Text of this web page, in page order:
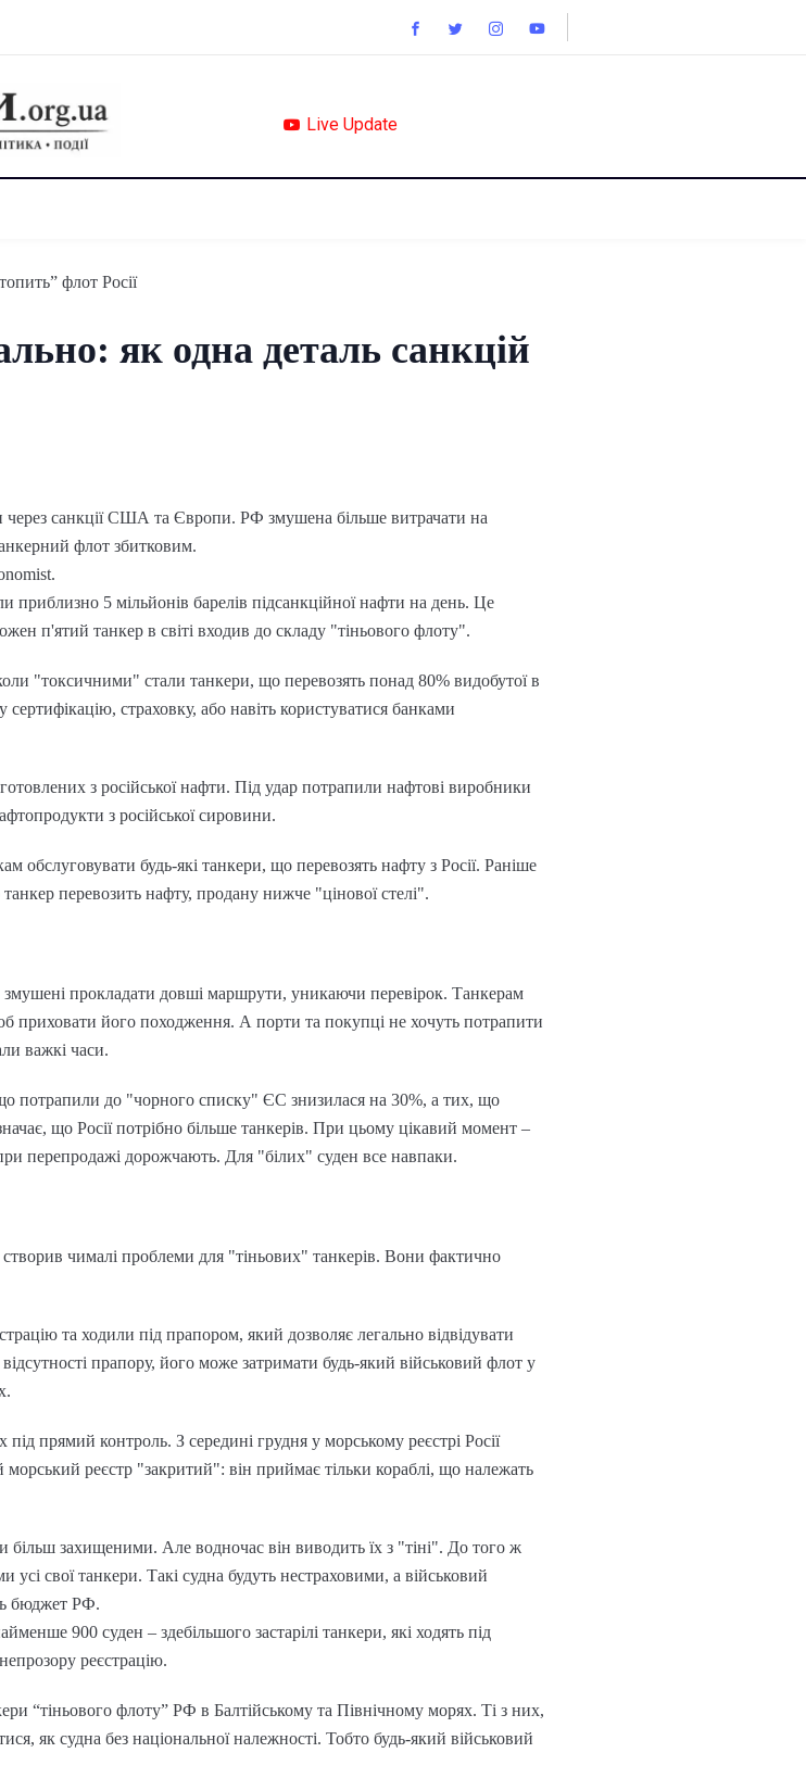
Live Update
як одна деталь санкцій
через санкції США та Європи. РФ змушена більше витрачати на
флот збитковим.
приблизно 5 мільйонів барелів підсанкційної нафти на день. Це
п'ятий танкер в світі входив до складу "тіньового флоту".
"токсичними" стали танкери, що перевозять понад 80% видобутої в
страховку, або навіть користуватися банками
з російської нафти. Під удар потрапили нафтові виробники
з російської сировини.
обслуговувати будь-які танкери, що перевозять нафту з Росії. Раніше
перевозить нафту, продану нижче "цінової стелі".
прокладати довші маршрути, уникаючи перевірок. Танкерам
приховати його походження. А порти та покупці не хочуть потрапити
важкі часи.
потрапили до "чорного списку" ЄС знизилася на 30%, а тих, що
що Росії потрібно більше танкерів. При цьому цікавий момент –
перепродажі дорожчають. Для "білих" суден все навпаки.
створив чималі проблеми для "тіньових" танкерів. Вони фактично
та ходили під прапором, який дозволяє легально відвідувати
прапору, його може затримати будь-який військовий флот у
прямий контроль. З середині грудня у морському реєстрі Росії
реєстр "закритий": він приймає тільки кораблі, що належать
захищеними. Але водночас він виводить їх з "тіні". До того ж
свої танкери. Такі судна будуть нестраховими, а військовий
бюджет РФ.
900 суден – здебільшого застарілі танкери, які ходять під
реєстрацію.
“тіньового флоту” РФ в Балтійському та Північному морях. Ті з них,
як судна без національної належності. Тобто будь-який військовий